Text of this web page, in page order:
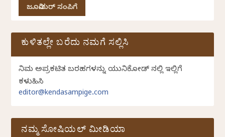
ಜೂನಿಯರ್ ಸಂಪಿಗೆ
ಕುಳಿತಲ್ಲೇ ಬರೆದು ನಮಗೆ ಸಲ್ಲಿಸಿ
ನಿಮ್ಮ ಅಪ್ರಕಟಿತ ಬರಹಗಳನ್ನು ಯುನಿಕೋಡ್ ನಲ್ಲಿ ಇಲ್ಲಿಗೆ
ಕಳುಹಿಸಿ
editor@kendasampige.com
ನಮ್ಮ ಸೋಷಿಯಲ್‌ ಮೀಡಿಯಾ